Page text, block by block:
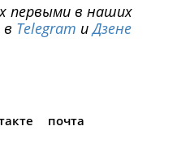
первыми в наших
Telegram иДзене
почта